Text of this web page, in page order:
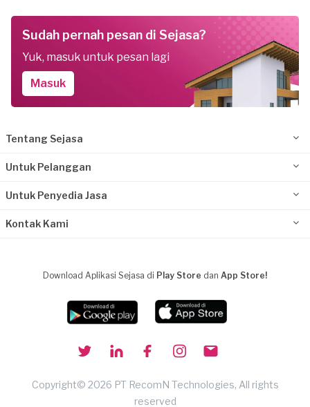
Sudah pernah pesan di Sejasa?
Yuk, masuk untuk pesan lagi
Masuk
Tentang Sejasa
Untuk Pelanggan
Untuk Penyedia Jasa
Kontak Kami
Download Aplikasi Sejasa di Play Store dan App Store!
Copyright© 2026 PT RecomN Technologies, All rights
reserved